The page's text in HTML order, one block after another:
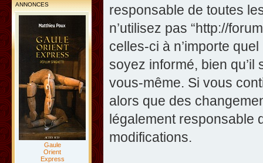
ANNONCES
Gaule
Orient
Express
responsable de toutes
n’utilisez pas “http://
celles-ci à n’importe
soyez informé, bien
vous-même. Si vous
alors que des
légalement responsable
modifications.